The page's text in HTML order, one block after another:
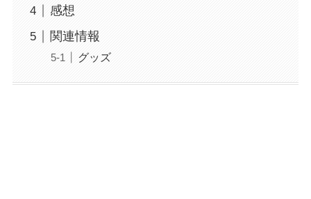
感想
関連情報
グッズ